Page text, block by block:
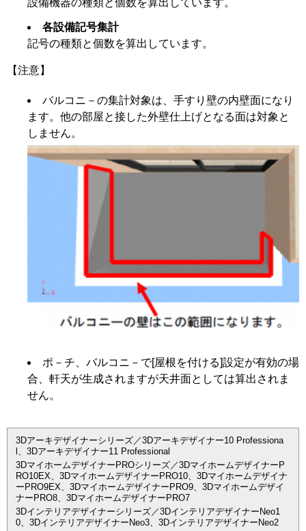
設備機器の種類と個数を算出しています。
各設備記号集計
記号の種類と個数を算出しています。
【注意】
バルコニ－の集計対象は、手すり壁の内壁面になり
ます。他の部屋と接した外壁仕上げとなる面は対象と
しません。
ポ－チ、バルコニ－で[屋根を付ける]設定が有効の場
合、軒天が生成されますが天井面としては算出されま
せん。
3Dアーキデザイナーシリーズ／3Dアーキデザイナー10 Professiona
l、3Dアーキデザイナー11 Professional
3DマイホームデザイナーPROシリーズ／3DマイホームデザイナーP
RO10EX、3DマイホームデザイナーPRO10、3Dマイホームデザイナ
ーPRO9EX、3DマイホームデザイナーPRO9、3Dマイホームデザイ
ナーPRO8、3DマイホームデザイナーPRO7
3Dインテリアデザイナーシリーズ／3DインテリアデザイナーNeo1
0、3DインテリアデザイナーNeo3、3DインテリアデザイナーNeo2